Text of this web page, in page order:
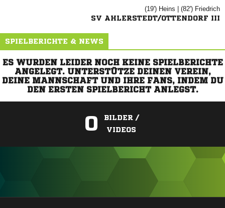
(19')  | (82') 
SV AHLERSTEDT/OTTENDORF III
SPIELBERICHTE & NEWS
ES WURDEN LEIDER NOCH KEINE SPIELBERICHTE
ANGELEGT. UNTERSTÜTZE DEINEN VEREIN,
DEINE MANNSCHAFT UND IHRE FANS, INDEM DU
DEN ERSTEN SPIELBERICHT ANLEGST.
0
BILDER /
VIDEOS